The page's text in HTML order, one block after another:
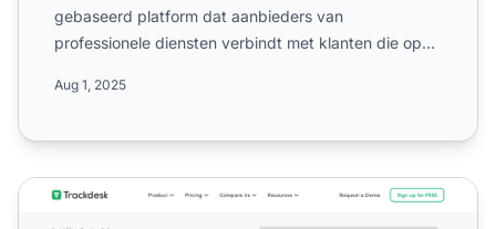
gebaseerd platform dat aanbieders van
professionele diensten verbindt met klanten die op
Aug 1, 2025
Trackdesk Affiliate Programma